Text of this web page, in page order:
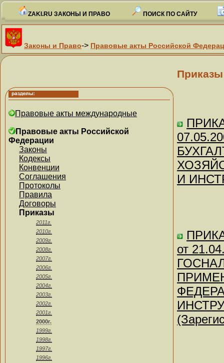
ZAKI.RU ЗАКОНЫ И ПРАВО ПОИСК ПО САЙТУ
Законы и Право-> Правовые акты Российской
Правовые акты международные
Правовые акты Российской
Федерации
Законы
Кодексы
Конвенции
Соглашения
Протоколы
Правила
Договоры
Приказы
2011г.
2010г.
2009г.
2008г.
2007г.
2006г.
2005г.
2004г.
2003г.
2002г.
2001г.
2000г.
1999г.
1998г.
1997г.
1996г.
И
от